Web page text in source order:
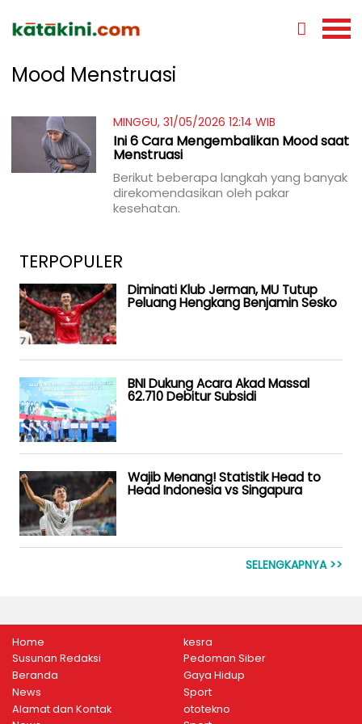
Mood Menstruasi
MINGGU, 31/05/2026 12:14 WIB
Ini 6 Cara Mengembalikan Mood saat
Menstruasi
Berikut beberapa langkah yang banyak
direkomendasikan oleh pakar
kesehatan.
TERPOPULER
Diminati Klub Jerman, MU Tutup
Peluang Hengkang Benjamin Sesko
BNI Dukung Acara Akad Massal
62.710 Debitur Subsidi
Wajib Menang! Statistik Head to
Head Indonesia vs Singapura
SELENGKAPNYA >>
Home
Susunan Redaksi
Beranda
News
Alamat dan Kontak
kesra
Pedoman Siber
Gaya Hidup
Sport
ototekno